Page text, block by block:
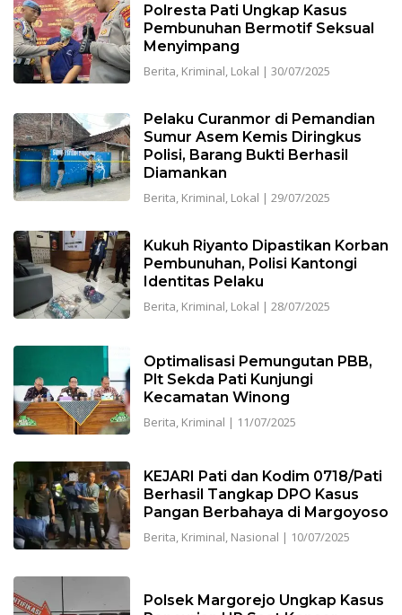
Polresta Pati Ungkap Kasus
Pembunuhan Bermotif Seksual
Menyimpang
Berita Kriminal Lokal | 30/07/2025
Pelaku Curanmor di Pemandian
Sumur Asem Kemis Diringkus
Polisi, Barang Bukti Berhasil
Diamankan
Berita, Kriminal, Lokal | 29/07/2025
Kukuh Riyanto Dipastikan Korban
Pembunuhan, Polisi Kantongi
Identitas Pelaku
Berita, Kriminal, Lokal | 28/07/2025
Optimalisasi Pemungutan PBB,
Plt Sekda Pati Kunjungi
Kecamatan Winong
Berita Kriminal | 11/07/2025
KEJARI Pati dan Kodim 0718/Pati
Berhasil Tangkap DPO Kasus
Pangan Berbahaya di Margoyoso
Berita, Kriminal, Nasional | 10/07/2025
Polsek Margorejo Ungkap Kasus